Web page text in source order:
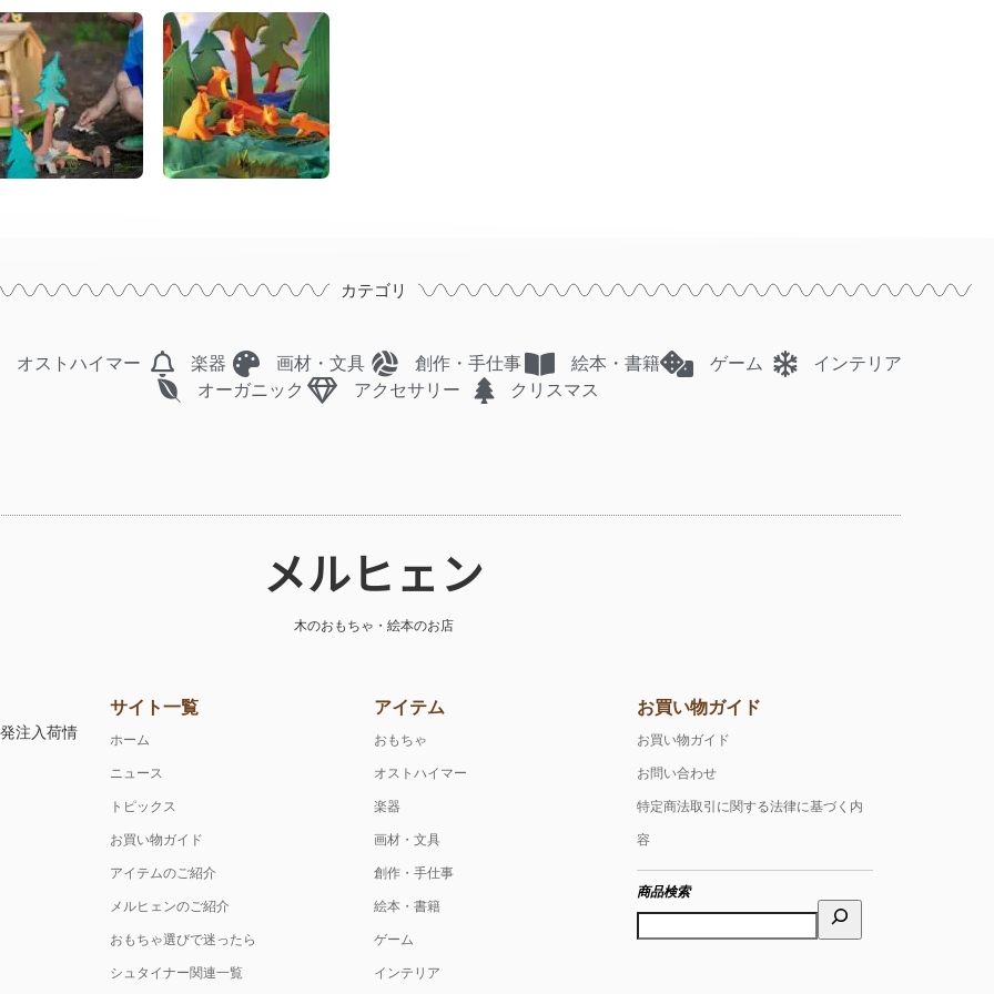
カテゴリ
オストハイマー 楽器 画材・文具 創作・手仕事 絵本・書籍 ゲーム
インテリア
オーガニック
アクセサリー クリスマス
メルヒェン
木のおもちゃ・絵本のお店
注入荷情
サイト一覧
ホーム
ニュース
トピックス
お買い物ガイド
アイテムのご紹介
メルヒェンのご紹介
おもちゃ選びで迷ったら
シュタイナー関連一覧
アイテム
おもちゃ
オストハイマー
楽器
画材・文具
創作・手仕事
絵本・書籍
ゲーム
インテリア
お買い物ガイド
お買い物ガイド
お問い合わせ
特定商法取引に関する法律に基づく内
容
商品検索